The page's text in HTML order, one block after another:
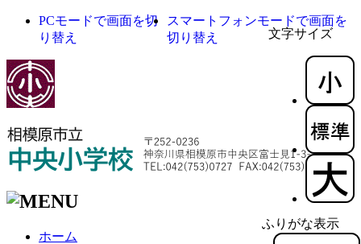
文字サイズ
ふりがな表示
PCモードで画面を切
り替え
スマートフォンモードで画面を
切り替え
ホーム